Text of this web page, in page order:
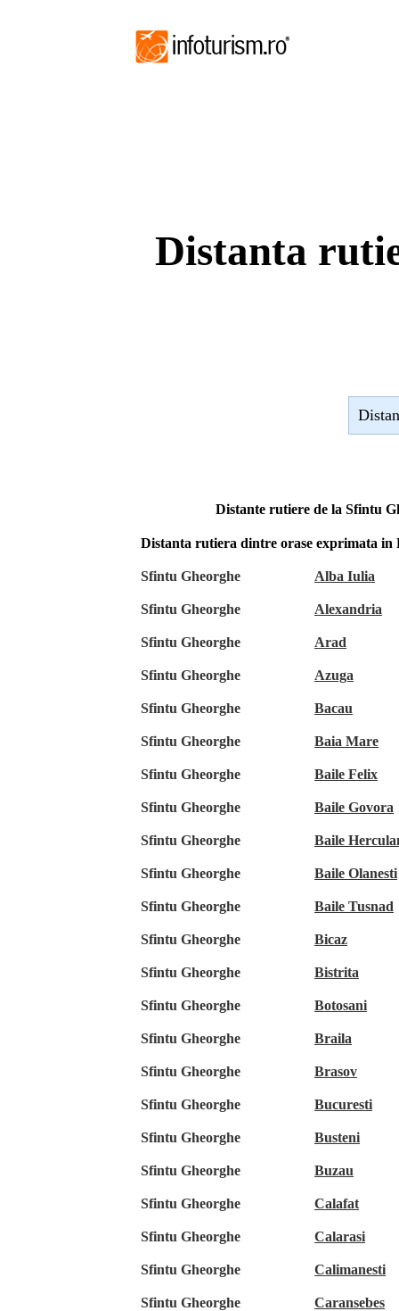
Distanta
Distante rutiere de la Sfintu
Distanta rutiera dintre orase exprimata in
Sfintu Gheorghe Alba Iulia
Sfintu Gheorghe Alexandria
Sfintu Gheorghe Arad
Sfintu Gheorghe Azuga
Sfintu Gheorghe Bacau
Sfintu Gheorghe Baia Mare
Sfintu Gheorghe Baile Felix
Sfintu Gheorghe Baile Govora
Sfintu Gheorghe Baile
Sfintu Gheorghe Baile Olanesti
Sfintu Gheorghe Baile Tusnad
Sfintu Gheorghe Bicaz
Sfintu Gheorghe Bistrita
Sfintu Gheorghe Botosani
Sfintu Gheorghe Braila
Sfintu Gheorghe Brasov
Sfintu Gheorghe Bucuresti
Sfintu Gheorghe Busteni
Sfintu Gheorghe Buzau
Sfintu Gheorghe Calafat
Sfintu Gheorghe Calarasi
Sfintu Gheorghe Calimanesti
Sfintu Gheorghe Caransebes